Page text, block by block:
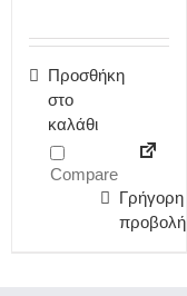
Προσθήκη
στο
καλάθι
Compare
Γρήγορη
προβολή